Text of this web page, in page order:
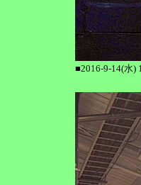
■2016-9-14(水